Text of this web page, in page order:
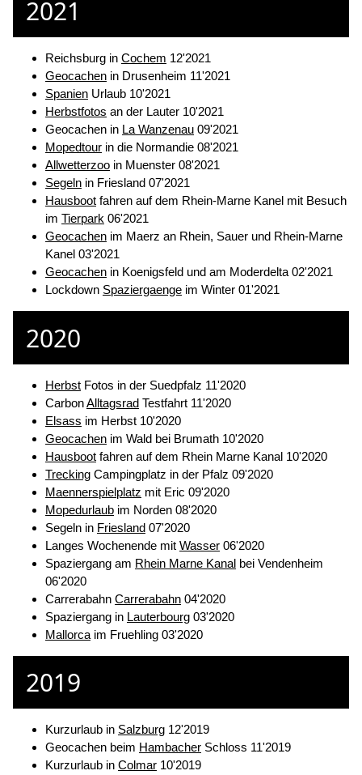
2021
Reichsburg in Cochem 12'2021
Geocachen in Drusenheim 11'2021
Spanien Urlaub 10'2021
Herbstfotos an der Lauter 10'2021
Geocachen in La Wanzenau 09'2021
Mopedtour in die Normandie 08'2021
Allwetterzoo in Muenster 08'2021
Segeln in Friesland 07'2021
Hausboot fahren auf dem Rhein-Marne Kanel mit Besuch
im Tierpark 06'2021
Geocachen im Maerz an Rhein, Sauer und Rhein-Marne
Kanel 03'2021
Geocachen in Koenigsfeld und am Moderdelta 02'2021
Lockdown Spaziergaenge im Winter 01'2021
2020
Herbst Fotos in der Suedpfalz 11'2020
CarbonAlltagsrad Testfahrt 11'2020
Elsass im Herbst 10'2020
Geocachen im Wald bei Brumath 10'2020
Hausboot fahren auf dem Rhein Marne Kanal 10'2020
Trecking Campingplatz in der Pfalz 09'2020
Maennerspielplatz mit Eric 09'2020
Mopedurlaub im Norden 08'2020
Segeln in Friesland 07'2020
Langes Wochenende mit Wasser 06'2020
Spaziergang am Rhein Marne Kanal bei Vendenheim
06'2020
Carrerabahn Carrerabahn 04'2020
Spaziergang in Lauterbourg 03'2020
Mallorca im Fruehling 03'2020
2019
Kurzurlaub in Salzburg 12'2019
Geocachen beim Hambacher Schloss 11'2019
Kurzurlaub in Colmar 10'2019